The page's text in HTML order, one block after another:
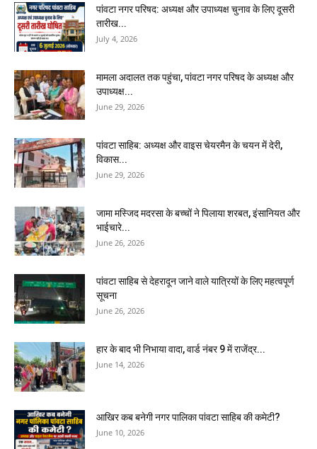
पांवटा नगर परिषद: अध्यक्ष और उपाध्यक्ष चुनाव के लिए दूसरी
तारीख...
July 4, 2026
मामला अदालत तक पहुंचा, पांवटा नगर परिषद के अध्यक्ष और
उपाध्यक्ष...
June 29, 2026
पांवटा साहिब: अध्यक्ष और वाइस चेयरमैन के चयन में देरी,
विकास...
June 29, 2026
जामा मस्जिद मदरसा के बच्चों ने पिलाया शरबत, इंसानियत और
भाईचारे...
June 26, 2026
पांवटा साहिब से देहरादून जाने वाले यात्रियों के लिए महत्वपूर्ण
सूचना
June 26, 2026
हार के बाद भी निभाया वादा, वार्ड नंबर 9 में राजेंद्र...
June 14, 2026
आखिर कब बनेगी नगर पालिका पांवटा साहिब की कमेटी?
June 10, 2026